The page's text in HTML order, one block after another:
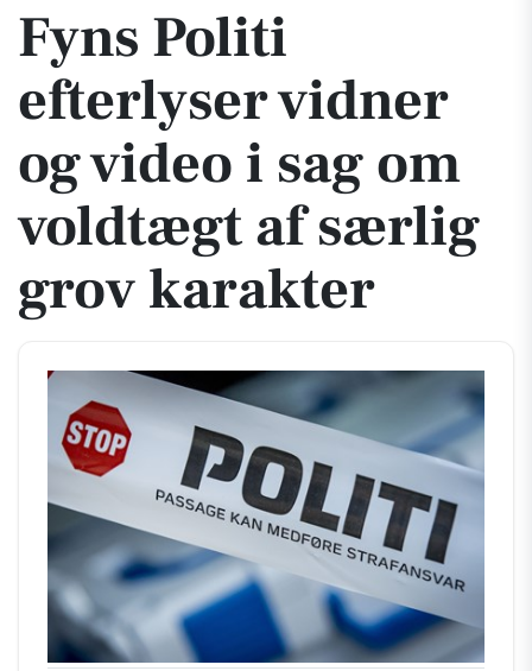
Fyns Politi
efterlyser vidner
og video i sag om
voldtægt af særlig
grov karakter